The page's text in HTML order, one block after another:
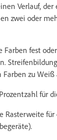
Verlauf,
zwei oder
Farben fest
zu Weiß
für
Rasterweite